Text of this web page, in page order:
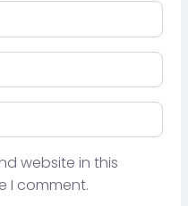
website in this
I comment.